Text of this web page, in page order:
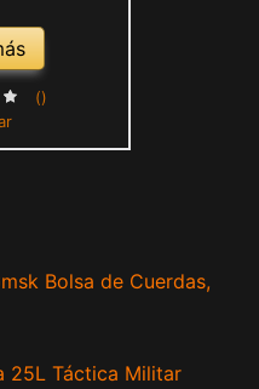
()
Bolsa de Cuerdas,
25L Táctica Militar